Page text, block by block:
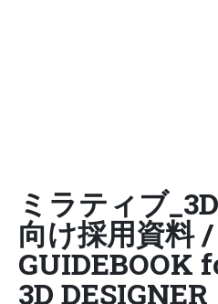
ミラティブ
向け採用資料
GUIDEBOOK
3D DESIGNER